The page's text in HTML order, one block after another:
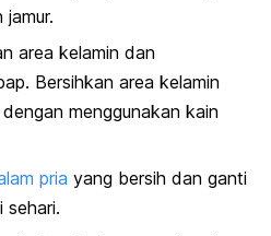
area kelamin dan
Bersihkan area kelamin
menggunakan kain
pria yang bersih dan ganti
sehari.